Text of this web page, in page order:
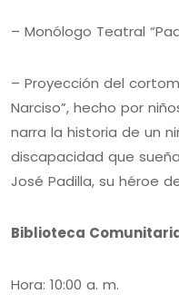
– Monólogo Teatral
– Proyección del
Narciso”, hecho por
narra la historia de un
discapacidad que
José Padilla, su héroe
Biblioteca
Hora: 10:00 a. m.